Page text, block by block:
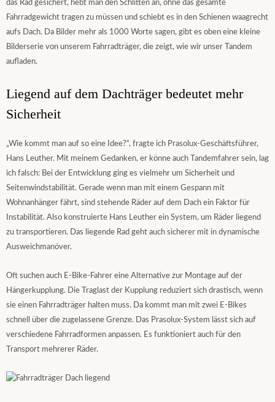
das Rad gesichert, hebt man den Schlitten an, ohne das gesamte
Fahrradgewicht tragen zu müssen und schiebt es in den Schienen waagrecht
aufs Dach. Da Bilder mehr als 1000 Worte sagen, gibt es oben eine kleine
Bilderserie von unserem Fahrradträger, die zeigt, wie wir unser Tandem
aufladen.
Liegend auf dem Dachträger bedeutet mehr
Sicherheit
„Wie kommt man auf so eine Idee?“, fragte ich Prasolux-Geschäftsführer,
Hans Leuther. Mit meinem Gedanken, er könne auch Tandemfahrer sein, lag
ich falsch: Bei der Entwicklung ging es vielmehr um Sicherheit und
Seitenwindstabilität. Gerade wenn man mit einem Gespann mit
Wohnanhänger fährt, sind stehende Räder auf dem Dach ein Faktor für
Instabilität. Also konstruierte Hans Leuther ein System, um Räder liegend
zu transportieren. Das liegende Rad geht auch sicherer mit in dynamische
Ausweichmanöver.
Oft suchen auch E-Bike-Fahrer eine Alternative zur Montage auf der
Hängerkupplung. Die Traglast der Kupplung reduziert sich drastisch, wenn
sie einen Fahrradträger halten muss. Da kommt man mit zwei E-Bikes
schnell über die zugelassene Grenze. Das Prasolux-System lässt sich auf
verschiedene Fahrradformen anpassen. Es funktioniert auch für den
Transport mehrerer Räder.